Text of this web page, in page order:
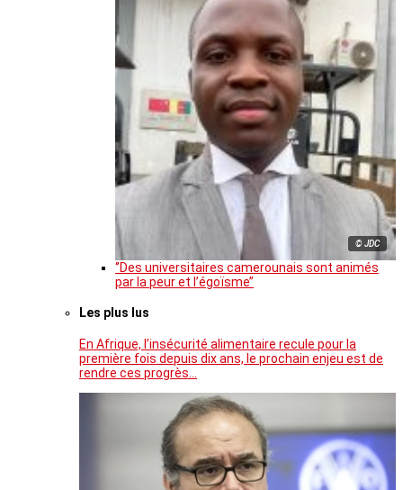
© JDC
‘’Des universitaires camerounais sont animés
par la peur et l’égoïsme’’
Les plus lus
En Afrique, l’insécurité alimentaire recule pour la
première fois depuis dix ans, le prochain enjeu est de
rendre ces progrès…